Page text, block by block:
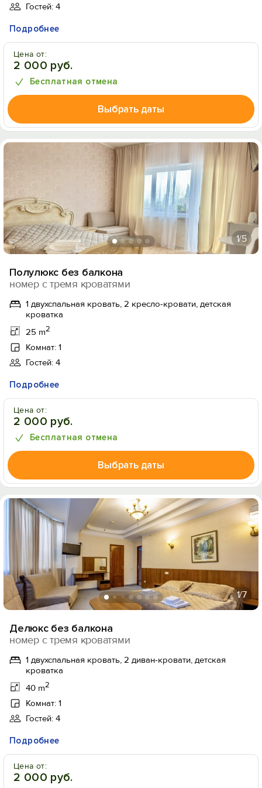
Гостей: 4
Подробнее
Цена от:
2 000 руб.
Бесплатная отмена
Выбрать даты
1/5
Полулюкс без балкона
номер с тремя кроватями
1 двухспальная кровать, 2 кресло-кровати, детская
кроватка
25 m2
Комнат: 1
Гостей: 4
Подробнее
Цена от:
2 000 руб.
Бесплатная отмена
Выбрать даты
1/7
Делюкс без балкона
номер с тремя кроватями
1 двухспальная кровать, 2 диван-кровати, детская
кроватка
40 m2
Комнат: 1
Гостей: 4
Подробнее
Цена от:
2 000 руб.